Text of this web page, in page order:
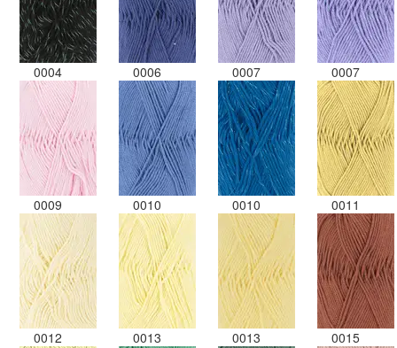
0004 0006 0007 0007
0009 0010 0010 0011
0012 0013 0013 0015